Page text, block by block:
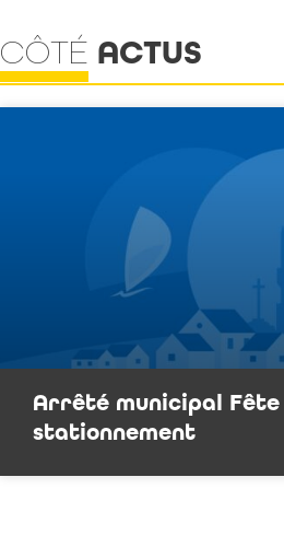
CÔTÉ ACTUS
Arrêté municipal Fête
stationnement